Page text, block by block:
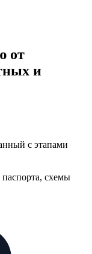
от
и
с этапами
схемы